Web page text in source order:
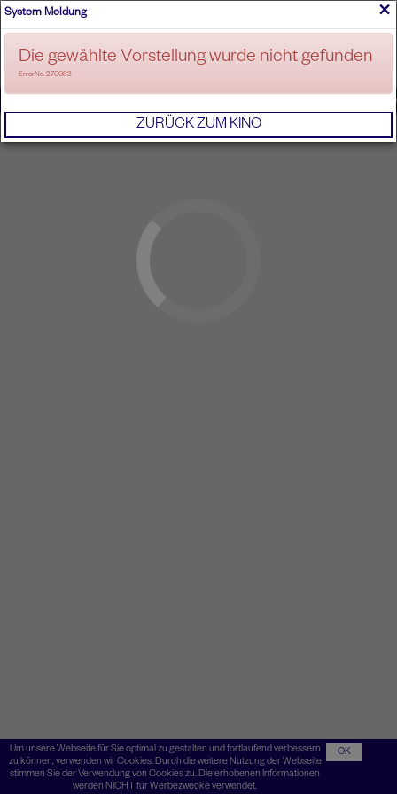
ANMELDEN
Um unsere Webseite für Sie optimal zu gestalten und fortlaufend verbessern
zu können, verwenden wir Cookies. Durch die weitere Nutzung der Webseite
stimmen Sie der Verwendung von Cookies zu. Die erhobenen Informationen
werden NICHT für Werbezwecke verwendet.
OK
×
System Meldung
Die gewählte Vorstellung wurde nicht gefunden
ErrorNo. 270083
ZURÜCK ZUM KINO